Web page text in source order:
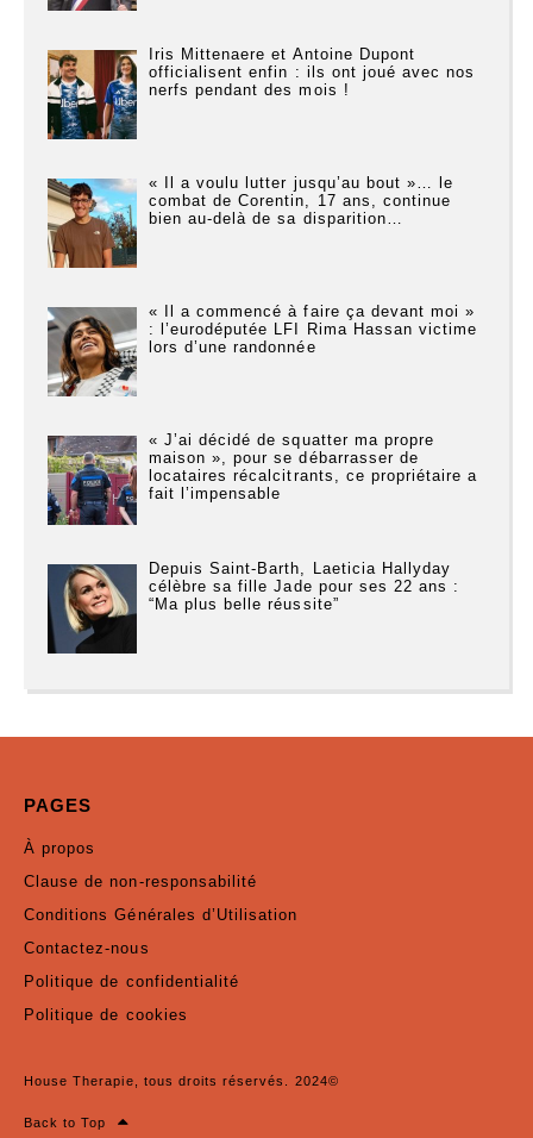
Iris Mittenaere et Antoine Dupont
officialisent enfin : ils ont joué avec nos
nerfs pendant des mois !
« Il a voulu lutter jusqu’au bout »… le
combat de Corentin, 17 ans, continue
bien au-delà de sa disparition…
« Il a commencé à faire ça devant moi »
: l’eurodéputée LFI Rima Hassan victime
lors d’une randonnée
« J’ai décidé de squatter ma propre
maison », pour se débarrasser de
locataires récalcitrants, ce propriétaire a
fait l’impensable
Depuis Saint-Barth, Laeticia Hallyday
célèbre sa fille Jade pour ses 22 ans :
“Ma plus belle réussite”
PAGES
À propos
Clause de non-responsabilité
Conditions Générales d’Utilisation
Contactez-nous
Politique de confidentialité
Politique de cookies
House Therapie, tous droits réservés. 2024©
Back to Top